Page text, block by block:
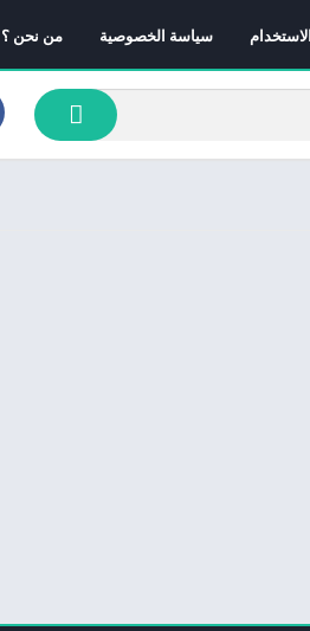
سياسة الخصوصية من نحن ؟